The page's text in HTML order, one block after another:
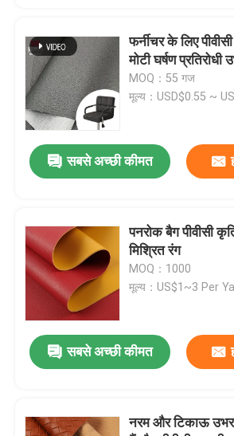
माइक्रोफाइबर चमड़े की सामग्री
पैकेजिंग चमड़ा
सिलिकॉन चमड़े के कपड़े
फर्नीचर के लिए
मोटी घर्षण प्रतिरोधी
MOQ：55 गज
मूल्य：USD$0.55 ~
सबसे अच्छी कीमत
पनरोक बैग पीवीसी
मिश्रित रंग
MOQ：1000
मूल्य：US$1~3 Per
सबसे अच्छी कीमत
नरम और टिकाऊ